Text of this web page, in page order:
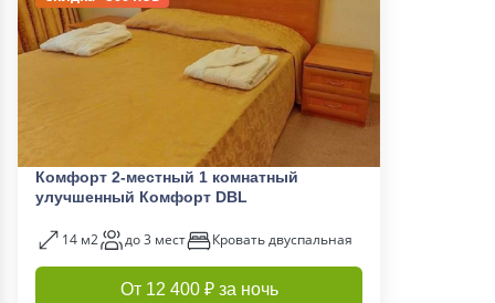
Комфорт 2-местный 1 комнатный
улучшенный Комфорт DBL
14 м2 до 3 мест Кровать двуспальная
От 12 400 ₽ за ночь